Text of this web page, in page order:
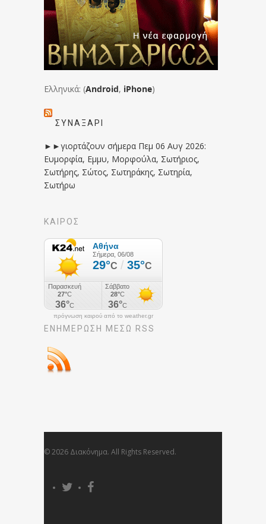
Ελληνικά: (Android, iPhone)
ΣΥΝΑΞΆΡΙ
►►γιορτάζουν σήμερα Πεμ 06 Αυγ 2026:
Ευμορφία, Εμμυ, Μορφούλα, Σωτήριος,
Σωτήρης, Σώτος, Σωτηράκης, Σωτηρία,
Σωτήρω
ΚΑΙΡΟΣ
πρόγνωση καιρού από το weather.gr
ΕΝΗΜΈΡΩΣΉ ΜΕΣΩ RSS
© 2026 Διακόνημα. All Rights Reserved.